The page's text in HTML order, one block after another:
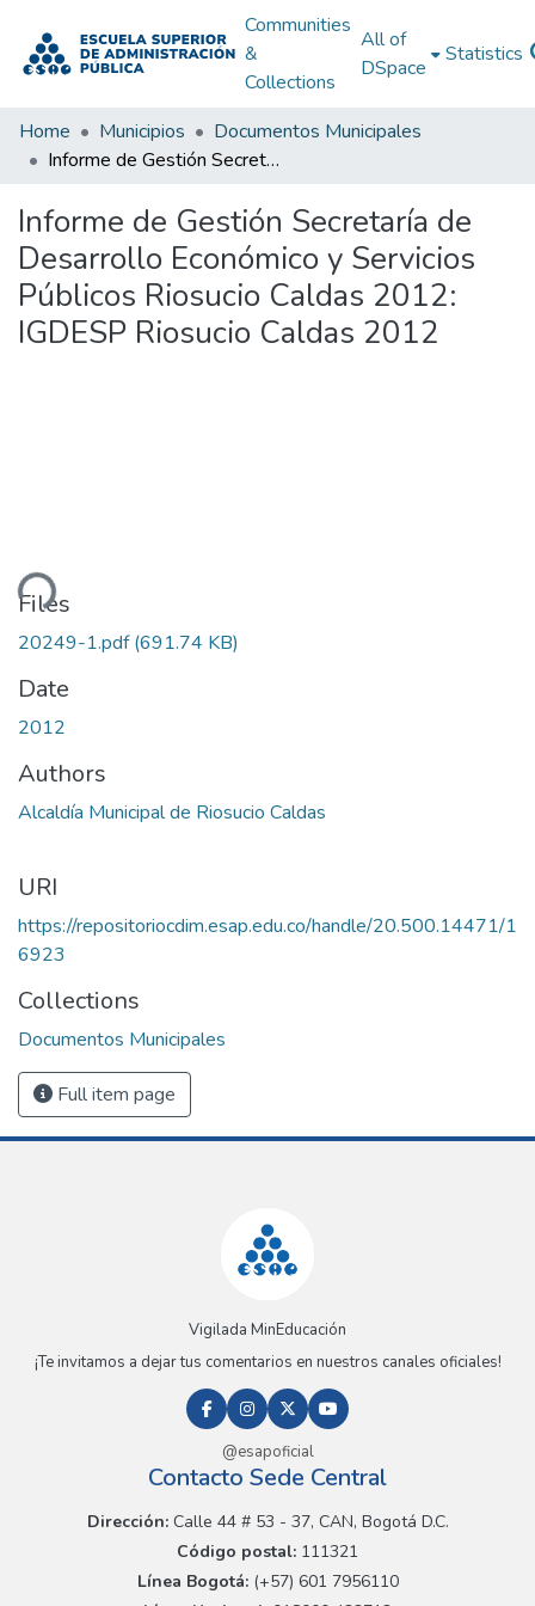
Communities
&
Collections
All of
DSpace
Statistics
Home Municipios
Documentos Municipales
Informe de Gestión Secretaría de Desarrollo Económico y Servicios Públicos Riosucio Caldas 2012: IGDESP Riosucio Caldas 2012
Informe de Gestión Secretaría de
Desarrollo Económico y Servicios
Públicos Riosucio Caldas 2012:
IGDESP Riosucio Caldas 2012
Files
20249-1.pdf(691.74 KB)
Date
2012
Authors
Alcaldía Municipal de Riosucio Caldas
URI
https://repositoriocdim.esap.edu.co/handle/20.500.14471/1
6923
Collections
Documentos Municipales
Full item page
Vigilada MinEducación
¡Te invitamos a dejar tus comentarios en nuestros canales oficiales!
@esapoficial
Contacto Sede Central
Dirección:Calle 44 # 53 - 37, CAN, Bogotá D.C.
Código postal: 111321
Línea Bogotá:(+57) 601 7956110